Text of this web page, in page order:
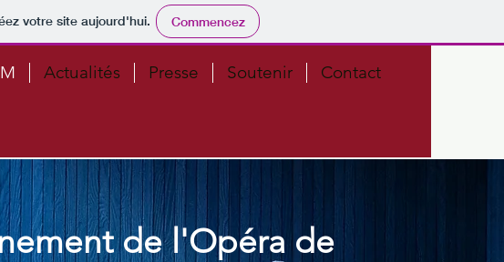
votre site aujourd'hui. Commencez
Actualités Presse Soutenir Contact
de l'Opéra de